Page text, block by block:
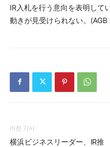
IR入札を行う意向を表明して
動きが見受けられない。
이전 기사
横浜ビジネスリーダー、IR推